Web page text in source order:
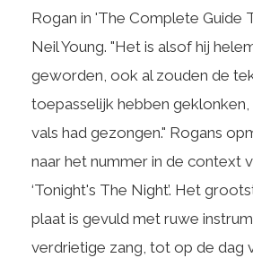
Rogan in 'The Complete Guide
Neil Young. "Het is alsof hij
geworden, ook al zouden de
toepasselijk hebben geklonken,
vals had gezongen." Rogans
naar het nummer in de context
‘Tonight's The Night’. Het
plaat is gevuld met ruwe
verdrietige zang, tot op de dag